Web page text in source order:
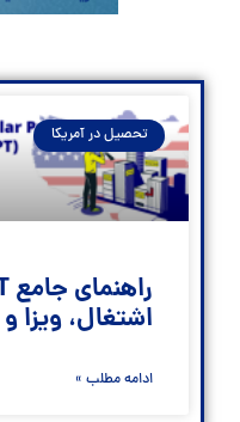
تحصیل در آمریکا
اشتغال، ویزا
ادامه مطلب »